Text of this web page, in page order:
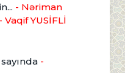
- Nəriman
- Vaqif YUSİFLİ
-